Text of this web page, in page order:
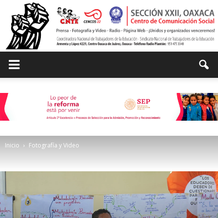
de
Social
Inicio Fotografía y Video